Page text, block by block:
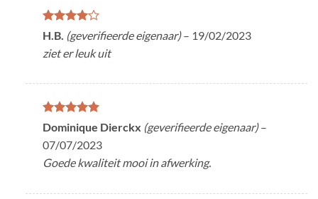
Gewaardeerd
4 uit 5
H.B. (geverifieerde eigenaar) – 19/02/2023
ziet er leuk uit
Gewaardeerd
5uit 5
Dominique Dierckx (geverifieerde eigenaar) –
07/07/2023
Goede kwaliteit mooi in afwerking.